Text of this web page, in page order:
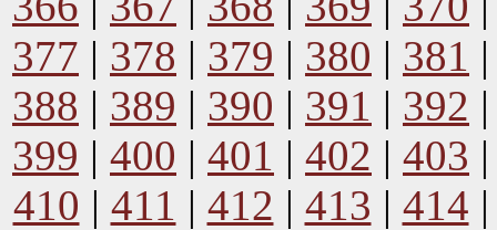
377 | 378 | 379 | 380 | 381
388 | 389 | 390 | 391 | 392
399 | 400 | 401 | 402 | 403
410 | 411 | 412 | 413 | 414